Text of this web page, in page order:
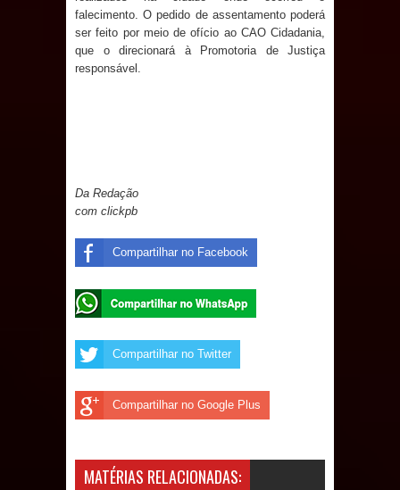
falecimento. O pedido de assentamento poderá
ser feito por meio de ofício ao CAO Cidadania,
que o direcionará à Promotoria de Justiça
responsável.
Da Redação
com clickpb
Compartilhar no Facebook
Compartilhar no Twitter
Compartilhar no Google Plus
MATÉRIAS RELACIONADAS: